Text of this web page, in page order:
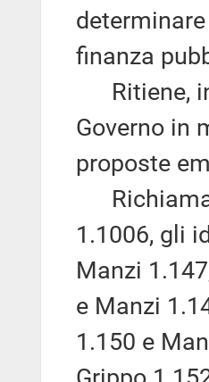
finanza
Ritiene,
Governo in
proposte
1.1006, gli
Manzi
e Manzi
1.150 e